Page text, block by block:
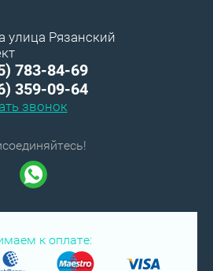
улица Рязанский
783-84-69
359-09-64
звонок
к оплате: